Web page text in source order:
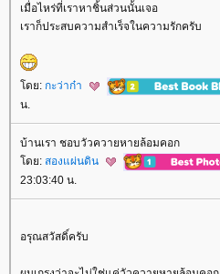
เมื่อไหร่ที่เราหาชิ้นส่วนนั้นเจอ
เราก็ประสบความสำเร็จในความรักครับ
ดย: กะว่าก๋า
น.
บ้านเรา ชอบวัวควายหายล้อมคอก
ดย: สองแผ่นดิน
23:03:40 น.
อรุณสวัสดิ์ครับ